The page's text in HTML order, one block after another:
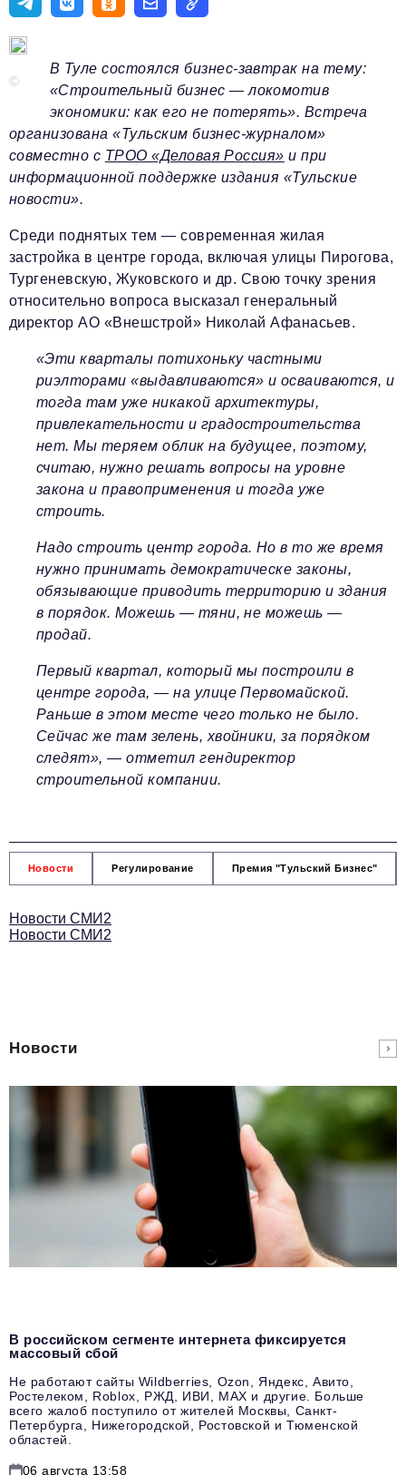
Мероприятия
Авторские материалы
Видео
Телефон редакции:+7 495 727-01-67
Электронные почты редакции:
Информационный отдел
info@business-magazine.online
reklama@business-magazine.online
Отдел распространения/редакционная подписка
podpiska@business-magazine.online
Отдел по работе с партнерами
©
В Туле состоялся бизнес-завтрак на тему:
«Строительный бизнес — локомотив
экономики: как его не потерять». Встреча
организована «Тульским бизнес-журналом»
совместно с ТРОО «Деловая Россия» и при
информационной поддержке издания «Тульские
новости».
Среди поднятых тем — современная жилая
застройка в центре города, включая улицы Пирогова,
Тургеневскую, Жуковского и др. Свою точку зрения
относительно вопроса высказал генеральный
директор АО «Внешстрой» Николай Афанасьев.
«Эти кварталы потихоньку частными
риэлторами «выдавливаются» и осваиваются, и
тогда там уже никакой архитектуры,
привлекательности и градостроительства
нет. Мы теряем облик на будущее, поэтому,
считаю, нужно решать вопросы на уровне
закона и правоприменения и тогда уже
строить.
Надо строить центр города. Но в то же время
нужно принимать демократическе законы,
обязывающие приводить территорию и здания
в порядок. Можешь — тяни, не можешь —
продай.
Первый квартал, который мы построили в
центре города, — на улице Первомайской.
Раньше в этом месте чего только не было.
Сейчас же там зелень, хвойники, за порядком
следят», — отметил гендиректор
строительной компании.
Новости Регулирование Премия "Тульский Бизнес"
Новости СМИ2
Новости СМИ2
Новости
В российском сегменте интернета фиксируется
массовый сбой
Не работают сайты Wildberries, Ozon, Яндекс, Авито,
Ростелеком, Roblox, РЖД, ИВИ, MAX и другие. Больше
всего жалоб поступило от жителей Москвы, Санкт-
Петербурга, Нижегородской, Ростовской и Тюменской
областей.
06 августа 13:58